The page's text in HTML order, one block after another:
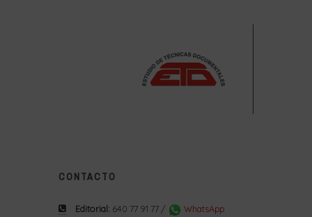
CONTACTO
Editorial: 640 77 91 77 /
WhatsApp